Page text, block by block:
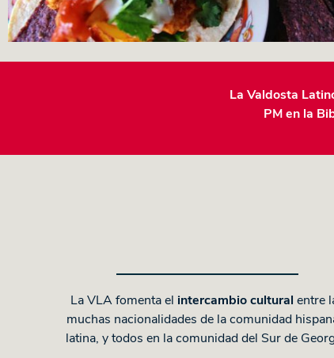
La Valdosta
PM en la
La VLA fomenta el intercambio cultural entre
muchas nacionalidades de la comunidad
latina, y todos en la comunidad del Sur de